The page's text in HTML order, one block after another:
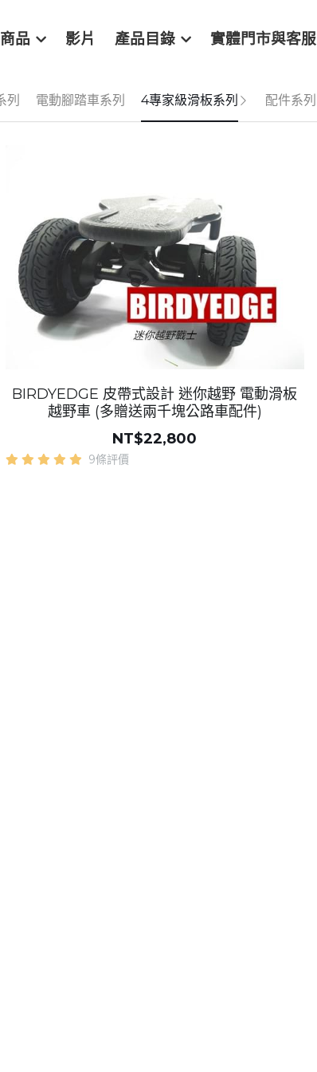
商品 影片 產品目錄 實體門市與客服
列 電動腳踏車系列 4專家級滑板系列 配件系列
BIRDYEDGE 皮帶式設計 迷你越野 電動滑板
越野車 (多贈送兩千塊公路車配件)
NT$22,800
9條評價